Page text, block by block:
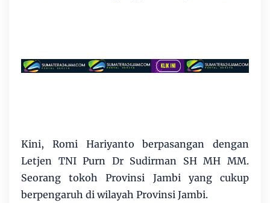
Kini, Romi Hariyanto berpasangan dengan
Letjen TNI Purn Dr Sudirman SH MH MM.
Seorang tokoh Provinsi Jambi yang cukup
berpengaruh di wilayah Provinsi Jambi.